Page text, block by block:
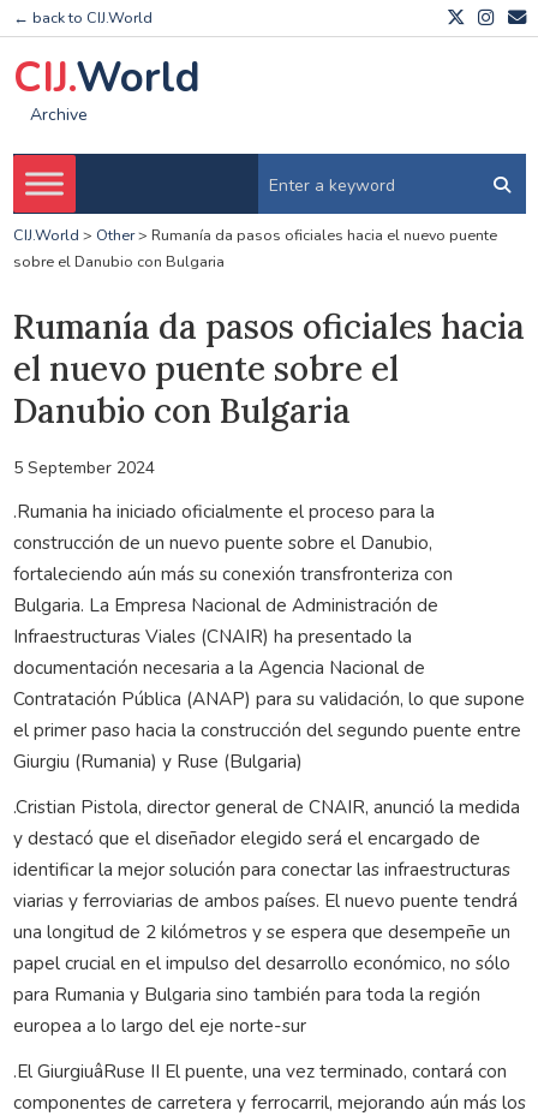
← back to CIJ.World
CIJ.World
Archive
CIJ.World > Other> Rumanía da pasos oficiales hacia el nuevo puente
sobre el Danubio con Bulgaria
Rumanía da pasos oficiales hacia
el nuevo puente sobre el
Danubio con Bulgaria
5 September 2024
.Rumania ha iniciado oficialmente el proceso para la
construcción de un nuevo puente sobre el Danubio,
fortaleciendo aún más su conexión transfronteriza con
Bulgaria. La Empresa Nacional de Administración de
Infraestructuras Viales (CNAIR) ha presentado la
documentación necesaria a la Agencia Nacional de
Contratación Pública (ANAP) para su validación, lo que supone
el primer paso hacia la construcción del segundo puente entre
Giurgiu (Rumania) y Ruse (Bulgaria)
.Cristian Pistola, director general de CNAIR, anunció la medida
y destacó que el diseñador elegido será el encargado de
identificar la mejor solución para conectar las infraestructuras
viarias y ferroviarias de ambos países. El nuevo puente tendrá
una longitud de 2 kilómetros y se espera que desempeñe un
papel crucial en el impulso del desarrollo económico, no sólo
para Rumania y Bulgaria sino también para toda la región
europea a lo largo del eje norte-sur
.El GiurgiuâRuse II El puente, una vez terminado, contará con
componentes de carretera y ferrocarril, mejorando aún más los